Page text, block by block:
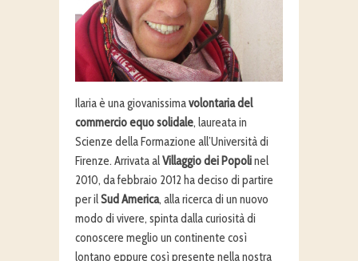
Ilaria è una giovanissimavolontaria del
commercio equo solidale, laureata in
Scienze della Formazione all’Università di
Firenze. Arrivata alVillaggio dei Popolinel
2010, da febbraio 2012 ha deciso di partire
per ilSud America, alla ricerca di un nuovo
modo di vivere, spinta dalla curiosità di
conoscere meglio un continente così
lontano eppure così presente nella nostra